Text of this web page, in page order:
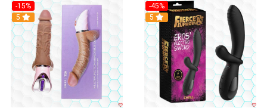
-15%
5
-45%
5